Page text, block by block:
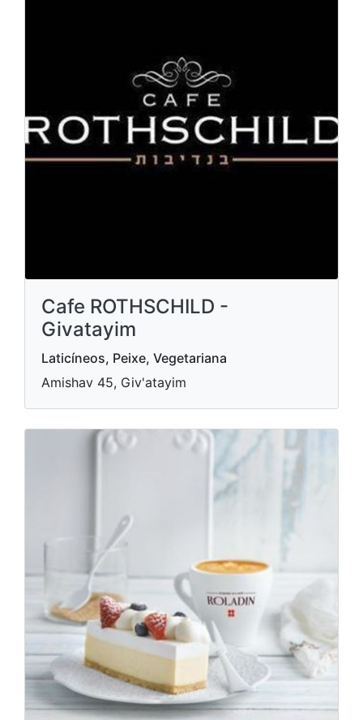
Cafe ROTHSCHILD -
Givatayim
Laticíneos, Peixe, Vegetariana
Amishav 45, Giv'atayim